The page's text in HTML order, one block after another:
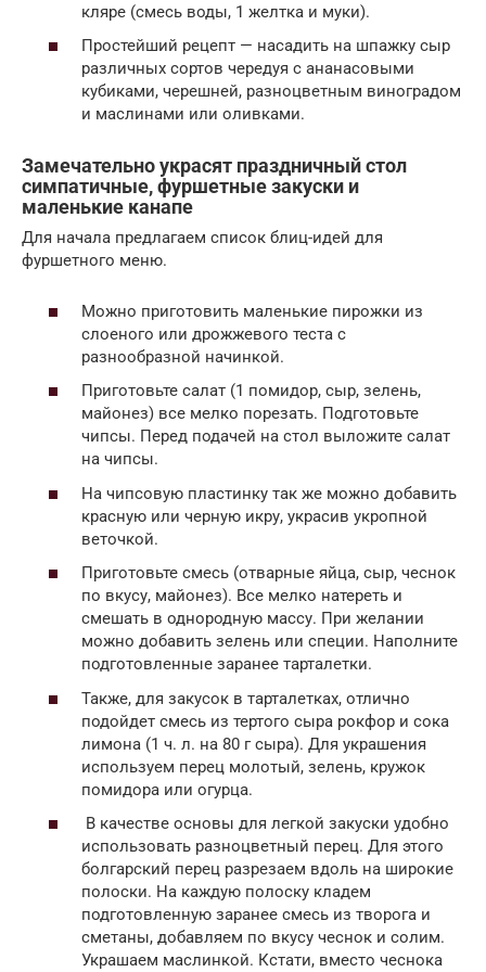
кляре (смесь воды, 1 желтка и муки).
Простейший рецепт — насадить на шпажку сыр
различных сортов чередуя с ананасовыми
кубиками, черешней, разноцветным виноградом
и маслинами или оливками.
Замечательно украсят праздничный стол
симпатичные, фуршетные закуски и
маленькие канапе
Для начала предлагаем список блиц-идей для
фуршетного меню.
Можно приготовить маленькие пирожки из
слоеного или дрожжевого теста с
разнообразной начинкой.
Приготовьте салат (1 помидор, сыр, зелень,
майонез) все мелко порезать. Подготовьте
чипсы. Перед подачей на стол выложите салат
на чипсы.
На чипсовую пластинку так же можно добавить
красную или черную икру, украсив укропной
веточкой.
Приготовьте смесь (отварные яйца, сыр, чеснок
по вкусу, майонез). Все мелко натереть и
смешать в однородную массу. При желании
можно добавить зелень или специи. Наполните
подготовленные заранее тарталетки.
Также, для закусок в тарталетках, отлично
подойдет смесь из тертого сыра рокфор и сока
лимона (1 ч. л. на 80 г сыра). Для украшения
используем перец молотый, зелень, кружок
помидора или огурца.
В качестве основы для легкой закуски удобно
использовать разноцветный перец. Для этого
болгарский перец разрезаем вдоль на широкие
полоски. На каждую полоску кладем
подготовленную заранее смесь из творога и
сметаны, добавляем по вкусу чеснок и солим.
Украшаем маслинкой. Кстати, вместо чеснока